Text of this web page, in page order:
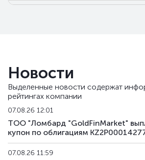
MFLGb23 KZ2P00015779
MFLGb24 KZ2P00015787
MFLGb25 KZ2P00017056
MFLGb26 KZ2P00017064
Новости
Выделенные новости содержат
рейтингах компании
07.08.26 12:01
ТОО "Ломбард "GoldFinMarket"
купон по облигациям
07.08.26 11:59